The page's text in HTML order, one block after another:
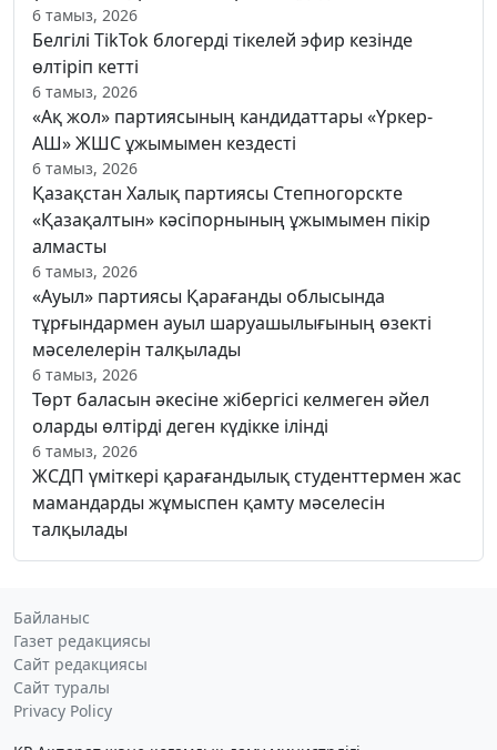
6 тамыз, 2026
Белгілі TikTok блогерді тікелей эфир кезінде
өлтіріп кетті
6 тамыз, 2026
«Ақ жол» партиясының кандидаттары «Үркер-
АШ» ЖШС ұжымымен кездесті
6 тамыз, 2026
Қазақстан Халық партиясы Степногорскте
«Қазақалтын» кәсіпорнының ұжымымен пікір
алмасты
6 тамыз, 2026
«Ауыл» партиясы Қарағанды облысында
тұрғындармен ауыл шаруашылығының өзекті
мәселелерін талқылады
6 тамыз, 2026
Төрт баласын әкесіне жібергісі келмеген әйел
оларды өлтірді деген күдікке ілінді
6 тамыз, 2026
ЖСДП үміткері қарағандылық студенттермен жас
мамандарды жұмыспен қамту мәселесін
талқылады
Байланыс
Газет редакциясы
Сайт редакциясы
Сайт туралы
Privacy Policy